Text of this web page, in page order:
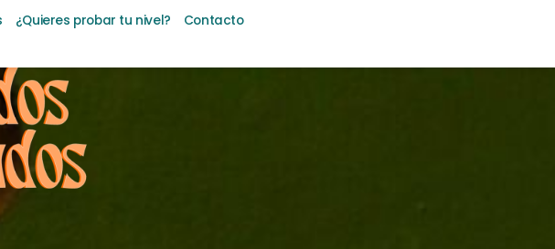
¿Quieres probar tu nivel? Contacto